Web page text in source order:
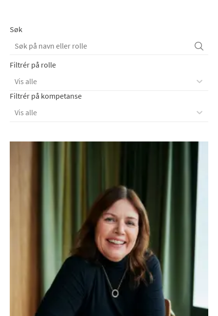
Søk
Filtrér på rolle
Vis alle
Filtrér på kompetanse
Vis alle